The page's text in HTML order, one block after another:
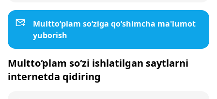
Multto‘plam so‘ziga qo‘shimcha ma'lumot
yuborish
Multto‘plam so‘zi ishlatilgan saytlarni
internetda qidiring